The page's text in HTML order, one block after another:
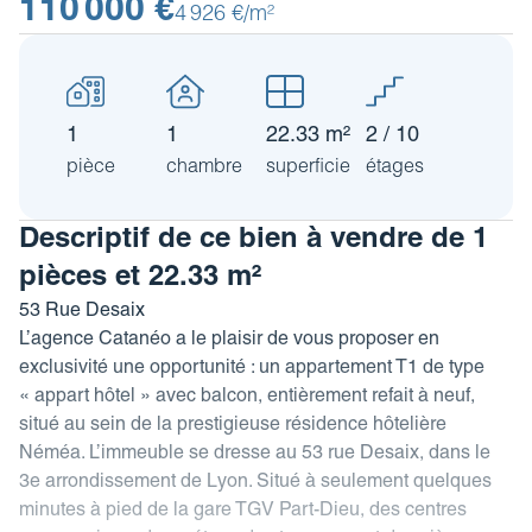
Revue de presse
FAQ
Estimez votre bien
Calculez votre budget travaux
Le tableau d’amortissement
Découvrir votre profil investisseur
Guide des projets urbains
110 000 €4 926 €/m²
1
pièce
1
chambre
22.33 m²
superficie
2 / 10
étages
Descriptif de ce bien à vendre de 1
pièces et 22.33 m²
53 Rue Desaix
L’agence Catanéo a le plaisir de vous proposer en
exclusivité une opportunité : un appartement T1 de type
« appart hôtel » avec balcon, entièrement refait à neuf,
situé au sein de la prestigieuse résidence hôtelière
Néméa. L’immeuble se dresse au 53 rue Desaix, dans le
3e arrondissement de Lyon. Situé à seulement quelques
minutes à pied de la gare TGV Part-Dieu, des centres